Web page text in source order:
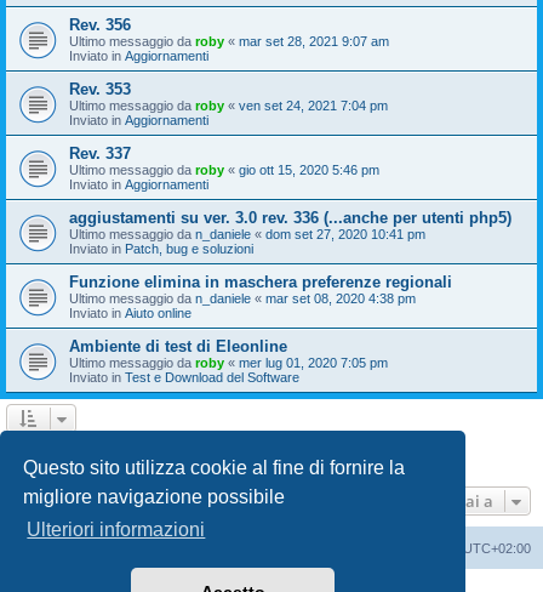
Questo sito utilizza cookie al fine di fornire la
migliore navigazione possibile
Ulteriori informazioni
Rev. 356
Ultimo messaggio da roby « mar set 28, 2021 9:07 am
Inviato in Aggiornamenti
Rev. 353
Ultimo messaggio da roby « ven set 24, 2021 7:04 pm
Inviato in Aggiornamenti
Rev. 337
Ultimo messaggio da roby « gio ott 15, 2020 5:46 pm
Inviato in Aggiornamenti
aggiustamenti su ver. 3.0 rev. 336 (...anche per utenti php5)
Ultimo messaggio da n_daniele « dom set 27, 2020 10:41 pm
Inviato in Patch, bug e soluzioni
Funzione elimina in maschera preferenze regionali
Ultimo messaggio da n_daniele « mar set 08, 2020 4:38 pm
Inviato in Aiuto online
Ambiente di test di Eleonline
Ultimo messaggio da roby « mer lug 01, 2020 7:05 pm
Inviato in Test e Download del Software
Vai a
UTC+02:00